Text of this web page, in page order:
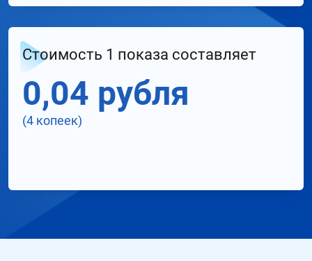
Стоимость 1 показа составляет
0,04 рубля
(4 копеек)